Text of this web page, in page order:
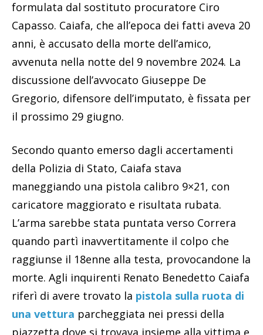
formulata dal sostituto procuratore Ciro
Capasso. Caiafa, che all’epoca dei fatti aveva 20
anni, è accusato della morte dell’amico,
avvenuta nella notte del 9 novembre 2024. La
discussione dell’avvocato Giuseppe De
Gregorio, difensore dell’imputato, è fissata per
il prossimo 29 giugno.
Secondo quanto emerso dagli accertamenti
della Polizia di Stato, Caiafa stava
maneggiando una pistola calibro 9×21, con
caricatore maggiorato e risultata rubata.
L’arma sarebbe stata puntata verso Correra
quando partì inavvertitamente il colpo che
raggiunse il 18enne alla testa, provocandone la
morte. Agli inquirenti Renato Benedetto Caiafa
riferì di avere trovato la pistola sulla ruota di
una vettura parcheggiata nei pressi della
piazzetta dove si trovava insieme alla vittima e